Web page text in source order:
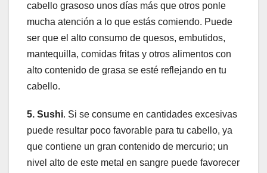
cabello grasoso unos días más que otros ponle
mucha atención a lo que estás comiendo. Puede
ser que el alto consumo de quesos, embutidos,
mantequilla, comidas fritas y otros alimentos con
alto contenido de grasa se esté reflejando en tu
cabello.
5. Sushi. Si se consume en cantidades excesivas
puede resultar poco favorable para tu cabello, ya
que contiene un gran contenido de mercurio; un
nivel alto de este metal en sangre puede favorecer